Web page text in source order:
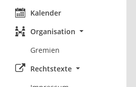
Kalender
Organisation
Gremien
Rechtstexte